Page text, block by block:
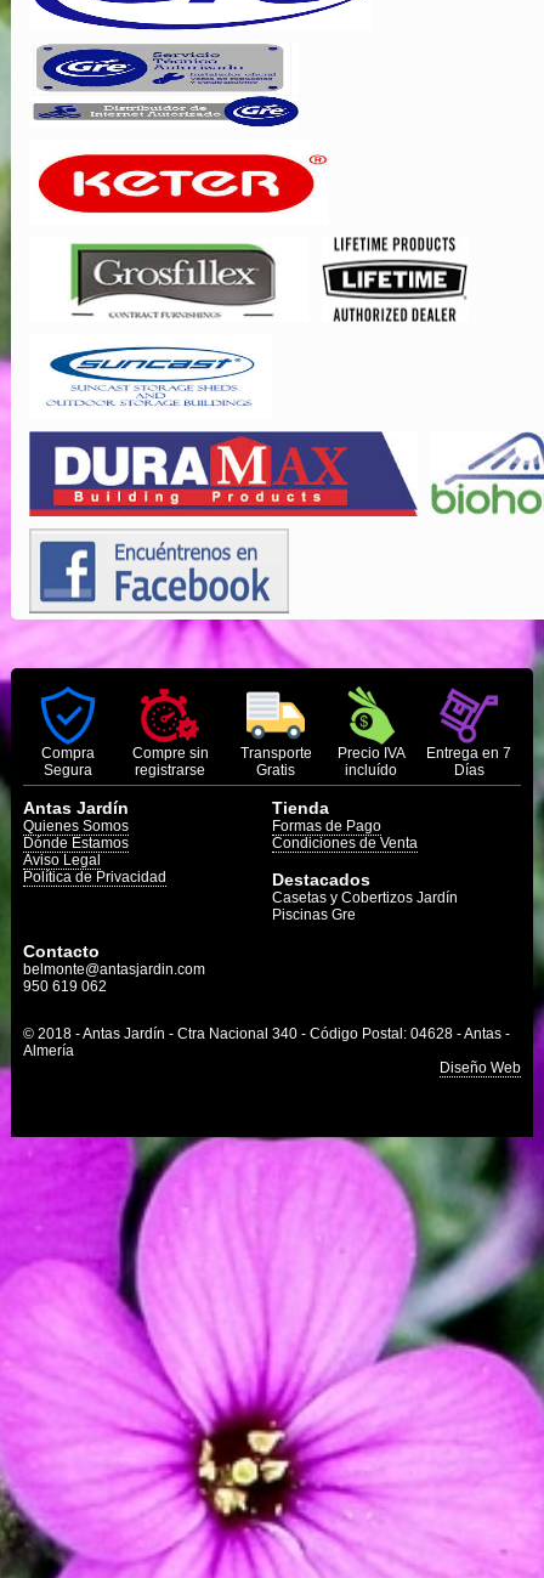
Compra
Segura
Compre sin
registrarse
Transporte
Gratis
Precio IVA
incluído
Entrega en 7
Días
Antas Jardín
Quienes Somos
Dónde Estamos
Aviso Legal
Política de Privacidad
Tienda
Formas de Pago
Condiciones de Venta
Destacados
Casetas y Cobertizos Jardín
Piscinas Gre
Contacto
belmonte@antasjardin.com
950 619 062
© 2018 - Antas Jardín - Ctra Nacional 340 - Código Postal: 04628 - Antas -
Almería
Diseño Web